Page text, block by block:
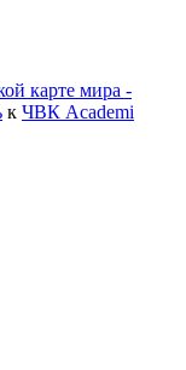
карте мира -
к ЧВК Academi